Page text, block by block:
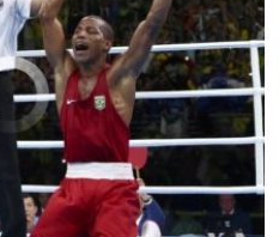
currently available